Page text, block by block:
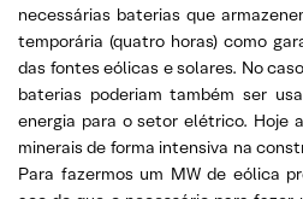
necessárias baterias que
temporária (quatro horas) como
das fontes eólicas e solares. No
baterias poderiam também ser
energia para o setor elétrico. Hoje
minerais de forma intensiva na
Para fazermos um MW de eólica